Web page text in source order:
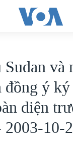
và
đồng ý
diện
2003-10-